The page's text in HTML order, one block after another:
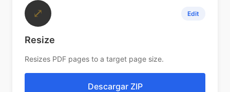
⤢ Edit
Resize
Resizes PDF pages to a target page size.
Descargar ZIP